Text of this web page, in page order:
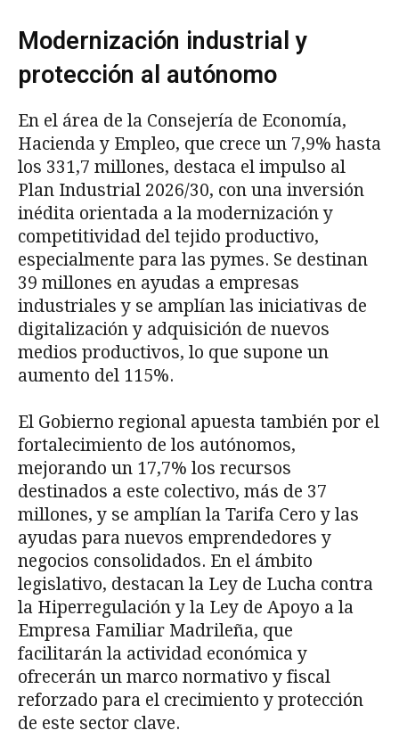
Modernización industrial y
protección al autónomo
En el área de la Consejería de Economía,
Hacienda y Empleo, que crece un 7,9% hasta
los 331,7 millones, destaca el impulso al
Plan Industrial 2026/30, con una inversión
inédita orientada a la modernización y
competitividad del tejido productivo,
especialmente para las pymes. Se destinan
39 millones en ayudas a empresas
industriales y se amplían las iniciativas de
digitalización y adquisición de nuevos
medios productivos, lo que supone un
aumento del 115%.
El Gobierno regional apuesta también por el
fortalecimiento de los autónomos,
mejorando un 17,7% los recursos
destinados a este colectivo, más de 37
millones, y se amplían la Tarifa Cero y las
ayudas para nuevos emprendedores y
negocios consolidados. En el ámbito
legislativo, destacan la Ley de Lucha contra
la Hiperregulación y la Ley de Apoyo a la
Empresa Familiar Madrileña, que
facilitarán la actividad económica y
ofrecerán un marco normativo y fiscal
reforzado para el crecimiento y protección
de este sector clave.